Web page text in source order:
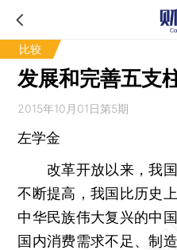
比较
发展和完善五支
2015年10月01日第5期
左学金
改革开放以来，我国
不断提高，我国比历史
中华民族伟大复兴的中
国内消费需求不足、制